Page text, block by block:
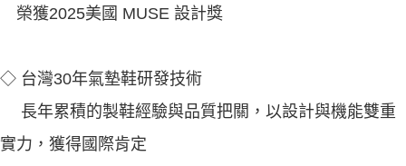
榮獲2025美國 MUSE 設計獎
◇ 台灣30年氣墊鞋研發技術
長年累積的製鞋經驗與品質把關，以設計與機能雙重
實力，獲得國際肯定